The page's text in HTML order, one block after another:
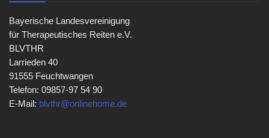
Bayerische Landesvereinigung
für Therapeutisches Reiten e.V.
BLVTHR
Larrieden 40
91555 Feuchtwangen
Telefon: 09857-97 54 90
E-Mail: blvthr@onlinehome.de